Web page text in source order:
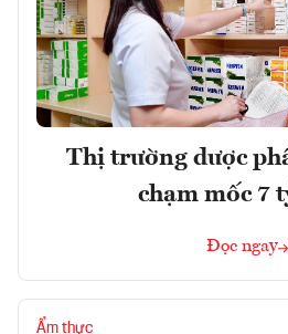
Thị trường dược
chạm mốc 7
Đọc ngay
Ẩm thực